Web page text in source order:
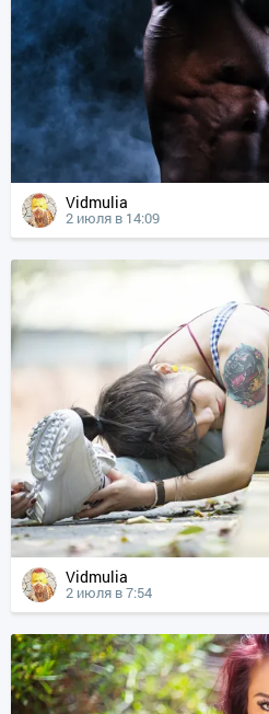
Vidmulia
2 июля в 14:09
Vidmulia
2 июля в 7:54